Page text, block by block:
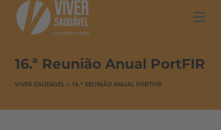
16.ª Reunião Anual PortFIR
VIVER SAUDÁVEL > 16.ª REUNIÃO ANUAL PORTFIR